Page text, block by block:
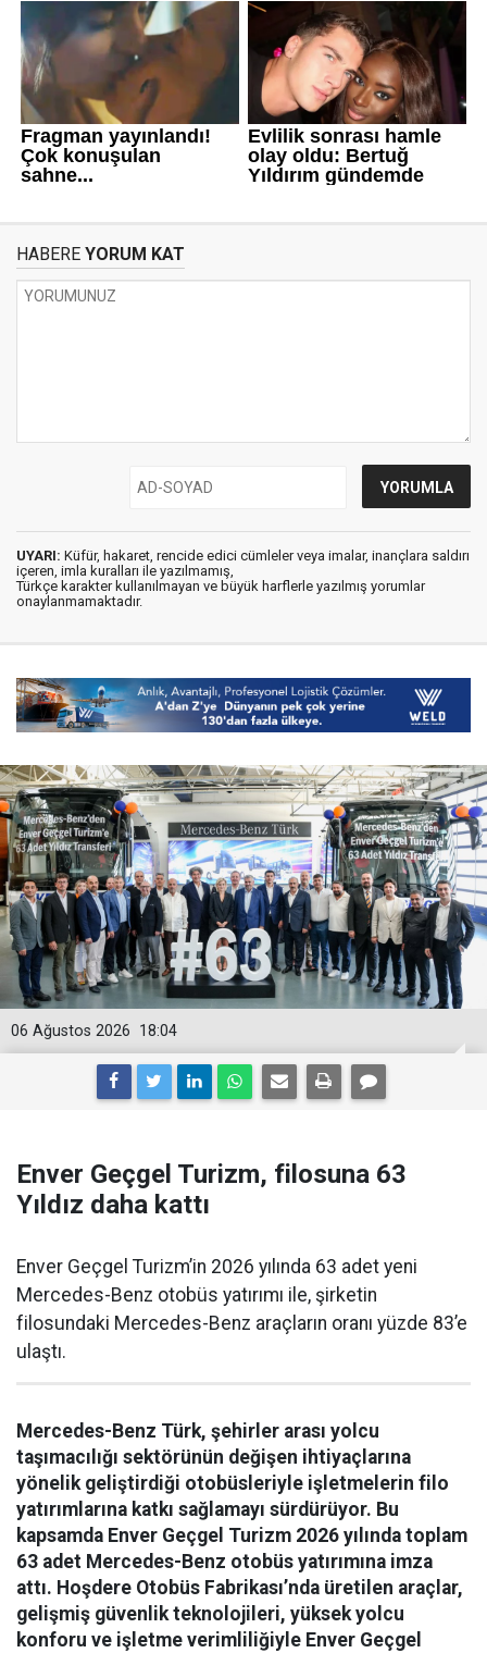
HABERE YORUM KAT
UYARI: Küfür, hakaret, rencide edici cümleler veya imalar, inançlara saldırı
içeren, imla kuralları ile yazılmamış,
Türkçe karakter kullanılmayan ve büyük harflerle yazılmış yorumlar
onaylanmamaktadır.
18:04
06 Ağustos 2026
Enver Geçgel Turizm, filosuna 63
Yıldız daha kattı
Enver Geçgel Turizm’in 2026 yılında 63 adet yeni
Mercedes-Benz otobüs yatırımı ile, şirketin
filosundaki Mercedes-Benz araçların oranı yüzde 83’e
ulaştı.
Mercedes-Benz Türk, şehirler arası yolcu
taşımacılığı sektörünün değişen ihtiyaçlarına
yönelik geliştirdiği otobüsleriyle işletmelerin filo
yatırımlarına katkı sağlamayı sürdürüyor. Bu
kapsamda Enver Geçgel Turizm 2026 yılında toplam
63 adet Mercedes-Benz otobüs yatırımına imza
attı. Hoşdere Otobüs Fabrikası’nda üretilen araçlar,
gelişmiş güvenlik teknolojileri, yüksek yolcu
konforu ve işletme verimliliğiyle Enver Geçgel